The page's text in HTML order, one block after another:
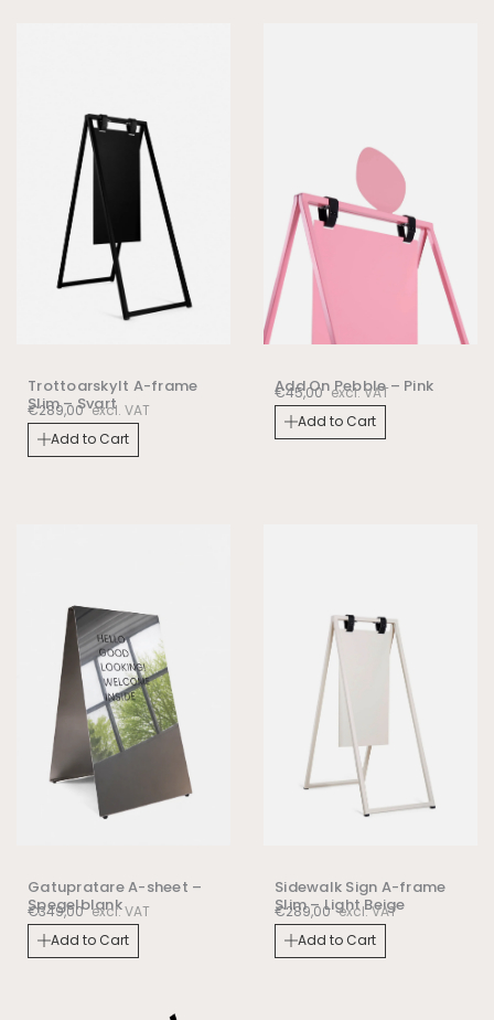
Trottoarskylt A-frame
Slim – Svart
€289,00 excl. VAT
Add to Cart
Add On Pebble – Pink
€45,00 excl. VAT
Add to Cart
Gatupratare A-sheet –
Spegelblank
€349,00 excl. VAT
Add to Cart
Sidewalk Sign A-frame
Slim – Light Beige
€289,00 excl. VAT
Add to Cart